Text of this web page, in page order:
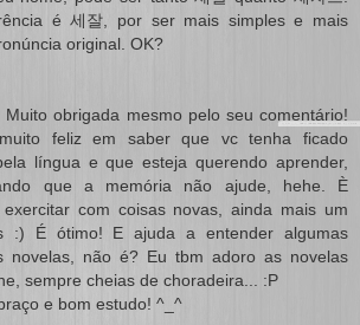
é 세잘, por ser mais simples e mais
original. OK?
Muito obrigada mesmo pelo seu comentário!
feliz em saber que vc tenha ficado
língua e que esteja querendo aprender,
que a memória não ajude, hehe. È
com coisas novas, ainda mais um
:) É ótimo! E ajuda a entender algumas
novelas, não é? Eu tbm adoro as novelas
sempre cheias de choradeira... :P
e bom estudo! ^_^